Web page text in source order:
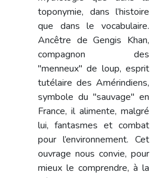
toponymie, dans l’histoire
que dans le vocabulaire.
Ancêtre de Gengis Khan,
compagnon des
"menneux" de loup, esprit
tutélaire des Amérindiens,
symbole du "sauvage" en
France, il alimente, malgré
lui, fantasmes et combat
pour l’environnement. Cet
ouvrage nous convie, pour
mieux le comprendre, à la